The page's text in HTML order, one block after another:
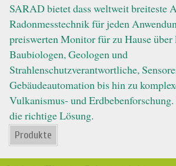
SARAD bietet dass weltweit breiteste
Radonmesstechnik für jeden
preiswerten Monitor für zu Hause
Baubiologen, Geologen und
Strahlenschutzverantwortliche,
Gebäudeautomation bis hin zu
Vulkanismus- und
die richtige Lösung.
Produkte